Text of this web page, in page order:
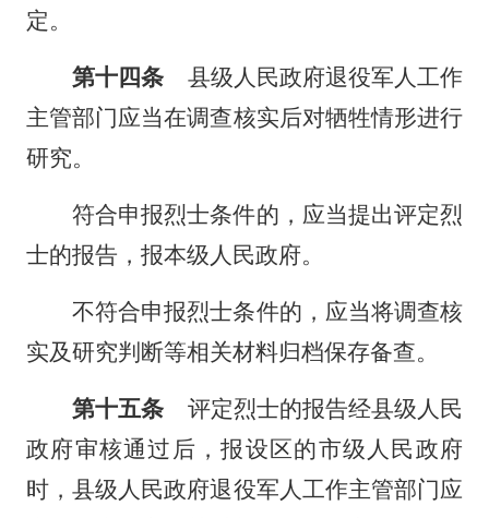
定。
第十四条 县级人民政府退役军人工作
主管部门应当在调查核实后对牺牲情形进行
研究。
符合申报烈士条件的，应当提出评定烈
士的报告，报本级人民政府。
不符合申报烈士条件的，应当将调查核
实及研究判断等相关材料归档保存备查。
第十五条 评定烈士的报告经县级人民
政府审核通过后，报设区的市级人民政府
时，县级人民政府退役军人工作主管部门应